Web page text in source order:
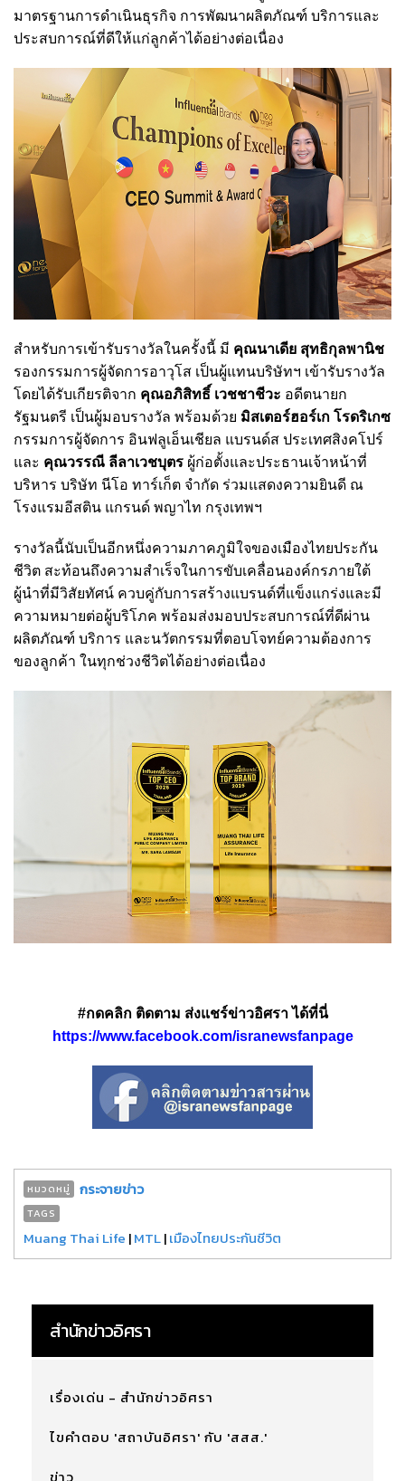
มาตรฐานการดำเนินธุรกิจ การพัฒนาผลิตภัณฑ์ บริการและ
ประสบการณ์ที่ดีให้แก่ลูกค้าได้อย่างต่อเนื่อง
สำหรับการเข้ารับรางวัลในครั้งนี้ มี คุณนาเดีย สุทธิกุลพานิช
รองกรรมการผู้จัดการอาวุโส เป็นผู้แทนบริษัทฯ เข้ารับรางวัล
โดยได้รับเกียรติจาก คุณอภิสิทธิ์ เวชชาชีวะ อดีตนายก
รัฐมนตรี เป็นผู้มอบรางวัล พร้อมด้วย มิสเตอร์ฮอร์เก โรดริเกซ
กรรมการผู้จัดการ อินฟลูเอ็นเชียล แบรนด์ส ประเทศสิงคโปร์
และ คุณวรรณี ลีลาเวชบุตร ผู้ก่อตั้งและประธานเจ้าหน้าที่
บริหาร บริษัท นีโอ ทาร์เก็ต จำกัด ร่วมแสดงความยินดี ณ
โรงแรมอีสติน แกรนด์ พญาไท กรุงเทพฯ
รางวัลนี้นับเป็นอีกหนึ่งความภาคภูมิใจของเมืองไทยประกัน
ชีวิต สะท้อนถึงความสำเร็จในการขับเคลื่อนองค์กรภายใต้
ผู้นำที่มีวิสัยทัศน์ ควบคู่กับการสร้างแบรนด์ที่แข็งแกร่งและมี
ความหมายต่อผู้บริโภค พร้อมส่งมอบประสบการณ์ที่ดีผ่าน
ผลิตภัณฑ์ บริการ และนวัตกรรมที่ตอบโจทย์ความต้องการ
ของลูกค้า ในทุกช่วงชีวิตได้อย่างต่อเนื่อง
#กดคลิก ติดตาม ส่งแชร์ข่าวอิศรา ได้ที่นี่
https://www.facebook.com/isranewsfanpage
หมวดหมู่ กระจายข่าว
TAGS
Muang Thai Life |MTL|เมืองไทยประกันชีวิต
สำนักข่าวอิศรา
เรื่องเด่น - สำนักข่าวอิศรา
ไขคำตอบ 'สถาบันอิศรา' กับ 'สสส.'
ข่าว